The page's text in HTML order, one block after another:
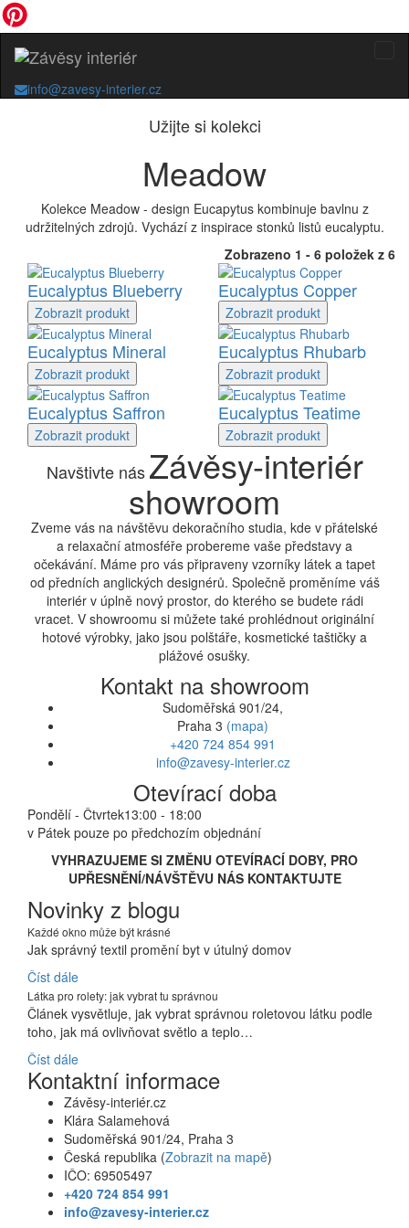
info@zavesy-interier.cz
Užijte si kolekci
Meadow
Kolekce Meadow - design Eucapytus kombinuje bavlnu z
udržitelných zdrojů. Vychází z inspirace stonků listů eucalyptu.
Zobrazeno 1 - 6 položek z 6
Eucalyptus Blueberry
Zobrazit produkt
Eucalyptus Copper
Zobrazit produkt
Eucalyptus Mineral
Zobrazit produkt
Eucalyptus Rhubarb
Zobrazit produkt
Eucalyptus Saffron
Zobrazit produkt
Eucalyptus Teatime
Zobrazit produkt
Navštivte nás Závěsy-interiér
showroom
Zveme vás na návštěvu dekoračního studia, kde v přátelské
a relaxační atmosféře probereme vaše představy a
očekávání. Máme pro vás připraveny vzorníky látek a tapet
od předních anglických designérů. Společně proměníme váš
interiér v úplně nový prostor, do kterého se budete rádi
vracet. V showroomu si můžete také prohlédnout originální
hotové výrobky, jako jsou polštáře, kosmetické taštičky a
plážové osušky.
Kontakt na showroom
Sudoměřská 901/24,
Praha 3 (mapa)
+420 724 854 991
info@zavesy-interier.cz
Otevírací doba
Pondělí - Čtvrtek13:00 - 18:00
v Pátek pouze po předchozím objednání
VYHRAZUJEME SI ZMĚNU OTEVÍRACÍ DOBY, PRO
UPŘESNĚNÍ/NÁVŠTĚVU NÁS KONTAKTUJTE
Novinky z blogu
Každé okno může být krásné
Jak správný textil promění byt v útulný domov
Číst dále
Látka pro rolety: jak vybrat tu správnou
Článek vysvětluje, jak vybrat správnou roletovou látku podle
toho, jak má ovlivňovat světlo a teplo…
Číst dále
Kontaktní informace
Závěsy-interiér.cz
Klára Salamehová
Sudoměřská 901/24, Praha 3
Česká republika (Zobrazit na mapě)
IČO: 69505497
+420 724 854 991
info@zavesy-interier.cz